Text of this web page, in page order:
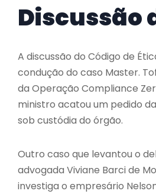
Discussão
A discussão do Código de
condução do caso Master.
da Operação Compliance
ministro acatou um pedido
sob custódia do órgão.
Outro caso que levantou o
advogada Viviane Barci de
investiga o empresário